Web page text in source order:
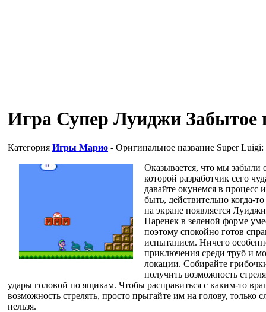
Игра Супер Луиджи Забытое
Категория Игры Марио - Оригинальное название Super Luigi:
Оказывается, что мы забыли
которой разработчик сего
давайте окунемся в
быть, действительно когда-
на экране появляется
Паренек в зеленой форме
поэтому спокойно готов
испытанием. Ничего
приключения среди труб и
локации. Собирайте
получить возможность
удары головой по ящикам. Чтобы расправиться с каким-то
возможность стрелять, просто прыгайте им на голову, только
нельзя.